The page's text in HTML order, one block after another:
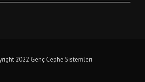
2022 Genç Cephe Sistemleri